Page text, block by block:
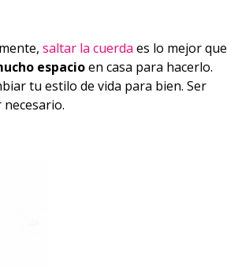
saltar la cuerda es lo mejor que
espacioen casa para hacerlo.
tu estilo de vida para bien. Ser